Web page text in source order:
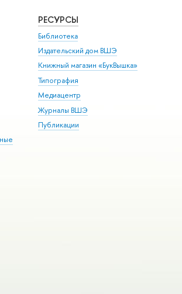
РЕСУРСЫ
Библиотека
Издательский дом ВШЭ
Книжный магазин «БукВышка»
Типография
Медиацентр
Журналы ВШЭ
Публикации